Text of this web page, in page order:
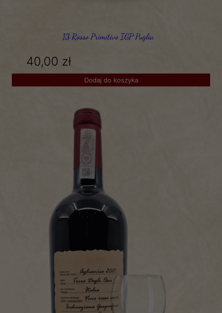
13 Rosso Primitivo IGP Puglia
40,00 zł
Dodaj do koszyka